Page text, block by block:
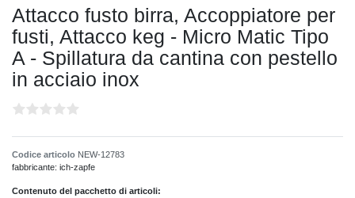
Attacco fusto birra, Accoppiatore per
fusti, Attacco keg - Micro Matic Tipo
A - Spillatura da cantina con pestello
in acciaio inox
Codice articolo NEW-12783
fabbricante: ich-zapfe
Contenuto del pacchetto di articoli: